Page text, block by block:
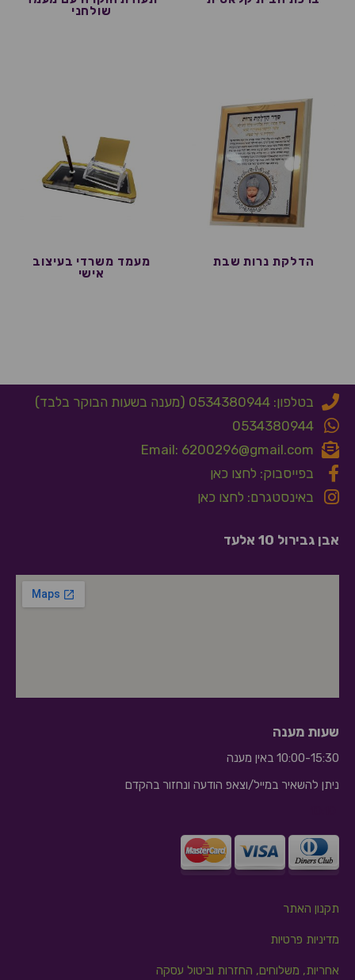
שולחני
הדלקת נרות שבת
מעמד משרדי בעיצוב
אישי
בטלפון: 0534380944 (מענה בשעות הבוקר בלבד)
0534380944
Email: 6200296@gmail.com
בפייסבוק: לחצו כאן
באינסטגרם: לחצו כאן
אבן גבירול 10 אלעד
שעות מענה
10:00-15:30 באין מענה
ניתן להשאיר במייל/וצאפ הודעה ונחזור בהקדם
תקנון האתר
מדיניות פרטיות
אחריות, משלוחים, החזרות וביטול עסקה